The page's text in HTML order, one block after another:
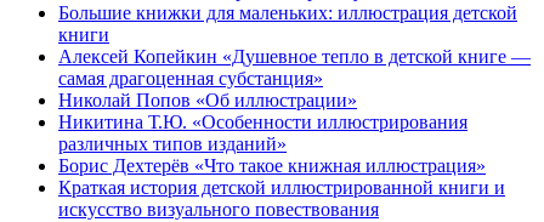
Большие книжки для маленьких: иллюстрация детской
книги
Алексей Копейкин «Душевное тепло в детской книге —
самая драгоценная субстанция»
Николай Попов «Об иллюстрации»
Никитина Т.Ю. «Особенности иллюстрирования
различных типов изданий»
Борис Дехтерёв «Что такое книжная иллюстрация»
Краткая история детской иллюстрированной книги и
искусство визуального повествования